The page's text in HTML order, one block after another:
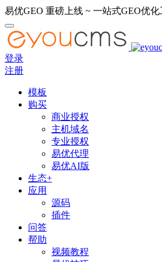
易优GEO 重磅上线 ~ 一站式GEO优
登录
注册
模板
购买
商业授权
主机域名
专业授权
易优代理
易优AI版
生态+
应用
源码
插件
问答
帮助
视频教程